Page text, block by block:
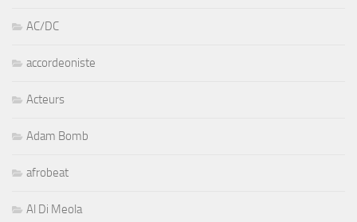
AC/DC
accordeoniste
Acteurs
Adam Bomb
afrobeat
Al Di Meola